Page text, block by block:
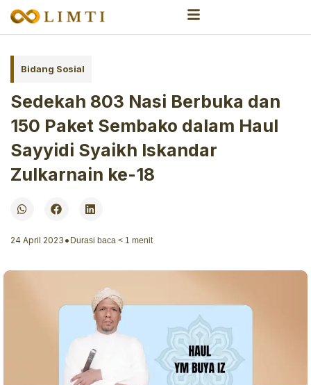
Bidang Sosial
Sedekah 803 Nasi Berbuka dan
150 Paket Sembako dalam Haul
Sayyidi Syaikh Iskandar
Zulkarnain ke-18
24 April 2023 • Durasi baca < 1 menit